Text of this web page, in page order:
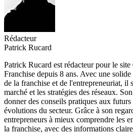
Rédacteur
Patrick Rucard
Patrick Rucard est rédacteur pour le
Franchise depuis 8 ans. Avec une
de la franchise et de l'entrepreneuriat, il
marché et les stratégies des réseaux.
donner des conseils pratiques aux
évolutions du secteur. Grâce à son
entrepreneurs à mieux comprendre les
la franchise, avec des informations